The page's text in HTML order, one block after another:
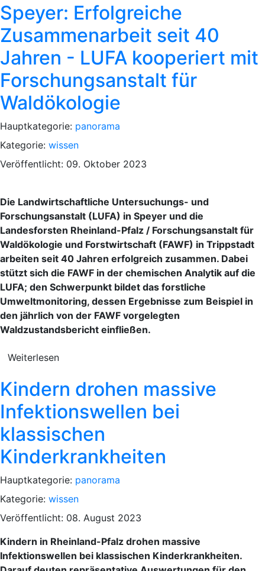
Speyer: Erfolgreiche
Zusammenarbeit seit 40
Jahren - LUFA kooperiert mit
Forschungsanstalt für
Waldökologie
Hauptkategorie: panorama
Kategorie: wissen
Veröffentlicht: 09. Oktober 2023
Die Landwirtschaftliche Untersuchungs- und
Forschungsanstalt (LUFA) in Speyer und die
Landesforsten Rheinland-Pfalz / Forschungsanstalt für
Waldökologie und Forstwirtschaft (FAWF) in Trippstadt
arbeiten seit 40 Jahren erfolgreich zusammen. Dabei
stützt sich die FAWF in der chemischen Analytik auf die
LUFA; den Schwerpunkt bildet das forstliche
Umweltmonitoring, dessen Ergebnisse zum Beispiel in
den jährlich von der FAWF vorgelegten
Waldzustandsbericht einfließen.
Weiterlesen
Kindern drohen massive
Infektionswellen bei
klassischen
Kinderkrankheiten
Hauptkategorie: panorama
Kategorie: wissen
Veröffentlicht: 08. August 2023
Kindern in Rheinland-Pfalz drohen massive
Infektionswellen bei klassischen Kinderkrankheiten.